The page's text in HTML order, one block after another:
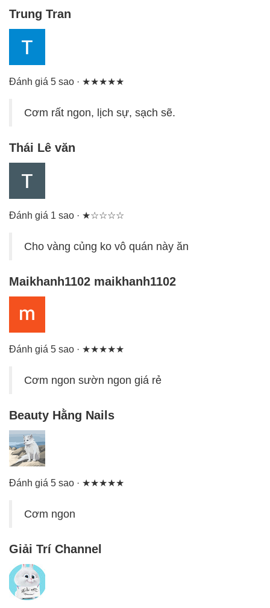
Trung Tran
Đánh giá 5 sao · ★★★★★
Cơm rất ngon, lịch sự, sạch sẽ.
Thái Lê văn
Đánh giá 1 sao · ★☆☆☆☆
Cho vàng củng ko vô quán này ăn
Maikhanh1102 maikhanh1102
Đánh giá 5 sao · ★★★★★
Cơm ngon sườn ngon giá rẻ
Beauty Hằng Nails
Đánh giá 5 sao · ★★★★★
Cơm ngon
Giải Trí Channel